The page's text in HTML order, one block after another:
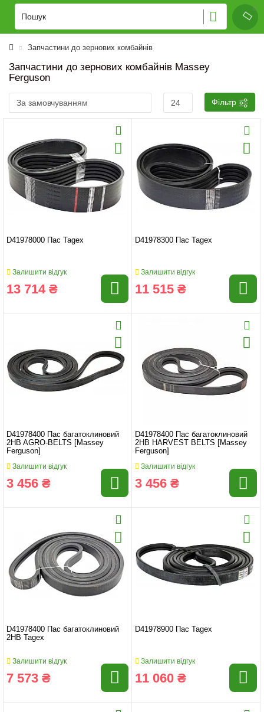
Запчастини до зернових комбайнів
Запчастини до зернових комбайнів Massey
Ferguson
Фільтр
D41978000 Пас Tagex
Залишити відгук
13 714 ₴
D41978300 Пас Tagex
Залишити відгук
11 515 ₴
D41978400 Пас багатоклиновий
2HB AGRO-BELTS [Massey
Ferguson]
Залишити відгук
3 456 ₴
D41978400 Пас багатоклиновий
2HB HARVEST BELTS [Massey
Ferguson]
Залишити відгук
3 456 ₴
D41978400 Пас багатоклиновий
2HB Tagex
Залишити відгук
7 573 ₴
D41978900 Пас Tagex
Залишити відгук
11 060 ₴